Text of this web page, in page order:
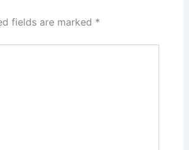
fields are marked *